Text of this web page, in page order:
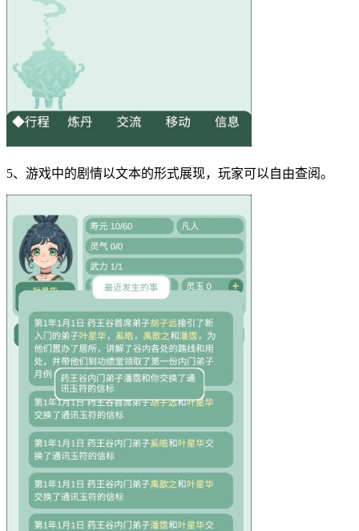
5、游戏中的剧情以文本的形式展现，玩家可以自由查阅。